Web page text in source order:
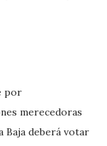
por
merecedoras
Baja deberá votar